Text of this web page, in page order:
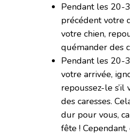
Pendant les 20-
précédent votre
votre chien,
quémander des
Pendant les 20-
votre arrivée,
repoussez-le
des caresses.
dur pour vous,
fête ! Cependant,